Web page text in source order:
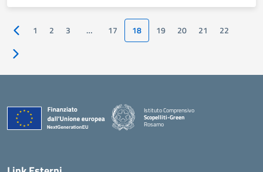
Pagina precedente
1 2 3 … 17 18 19 20 21 22
Pagina successiva
Istituto Comprensivo
Scopelliti-Green
Rosarno